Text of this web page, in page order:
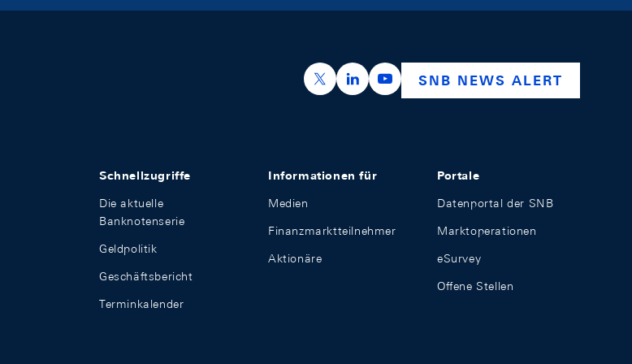
https://x.com/snb_bns
https://ch.linkedin.com/company/swiss-
https://www.youtube.com/
SNB NEWS ALERT
Schnellzugriffe
Die aktuelle
Banknotenserie
Geldpolitik
Geschäftsbericht
Terminkalender
Informationen für
Medien
Finanzmarktteilnehmer
Aktionäre
Portale
Datenportal der SNB
Marktoperationen
eSurvey
Offene Stellen